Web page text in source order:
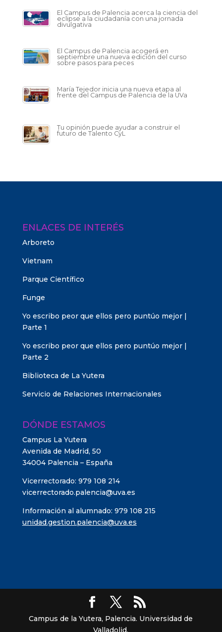
El Campus de Palencia acerca la ciencia del
eclipse a la ciudadanía con una jornada
divulgativa
El Campus de Palencia acogerá en
septiembre una nueva edición del curso
sobre pasos para peces
María Tejedor inicia una nueva etapa al
frente del Campus de Palencia de la UVa
Tu opinión puede ayudar a construir el
futuro de Talento CyL
ENLACES DE INTERÉS
Arboreto
Vietnam
Parque Científico
Funge
Yo escribo peor que ellos pero puntúo mejor |
Parte 1
Yo escribo peor que ellos pero puntúo mejor |
Parte 2
Biblioteca de La Yutera
Servicio de Relaciones Internacionales
DÓNDE ESTAMOS
Campus La Yutera
Avenida de Madrid, 50
34004 Palencia – España
Vicerrectorado: 979 108 214
vicerrectorado.palencia@uva.es
Información al alumnado: 979 108 215
unidad.gestion.palencia@uva.es
Campus de la Yutera, Palencia. Universidad de
Valladolid.